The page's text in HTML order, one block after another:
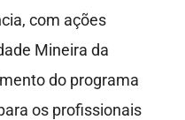
com ações
Mineira da
do programa
os profissionais